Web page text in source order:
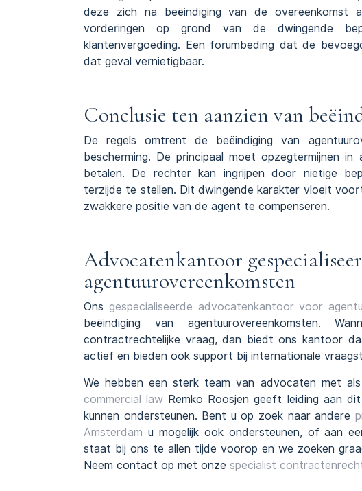
deze zich na beëindiging van de overeenkomst
vorderingen op grond van de dwingende
klantenvergoeding. Een forumbeding dat de
dat geval vernietigbaar.
Conclusie ten aanzien van
De regels omtrent de beëindiging van
bescherming. De principaal moet opzegtermijnen
betalen. De rechter kan ingrijpen door nietige
terzijde te stellen. Dit dwingende karakter vloeit
zwakkere positie van de agent te compenseren.
Advocatenkantoor
agentuurovereenkomsten
Ons gespecialiseerde advocatenkantoor voor
beëindiging van agentuurovereenkomsten.
contractrechtelijke vraag, dan biedt ons kantoor
actief en bieden ook support bij internationale
We hebben een sterk team van advocaten met
commercial law Remko Roosjen geeft leiding aan
kunnen ondersteunen. Bent u op zoek naar andere
Amsterdam u mogelijk ook ondersteunen, of aan
staat bij ons te allen tijde voorop en we zoeken
Neem contact op met onze specialist